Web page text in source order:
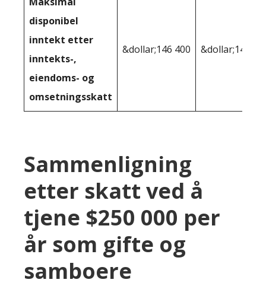
disponibel
inntekt etter
inntekts-,
eiendoms- og
omsetningsskatt
&dollar;146 400 &dollar;146
Sammenligning
etter skatt ved å
tjene $250 000 per
år som gifte og
samboere